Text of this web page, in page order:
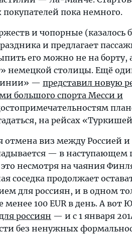
пока немного.
и чопорные (казалось
и предлагает
его можно не на борту,
немецкой столицы. Ещё
— представил новую
большого спорта Месси и
на рейсах
отмена виз между Россией и
— в наступающем
несмотря на чаяния
соседка продолжает
для россиян, и в одном
100 EUR в день. А вот
россиян — и с 1 января
без ненужных